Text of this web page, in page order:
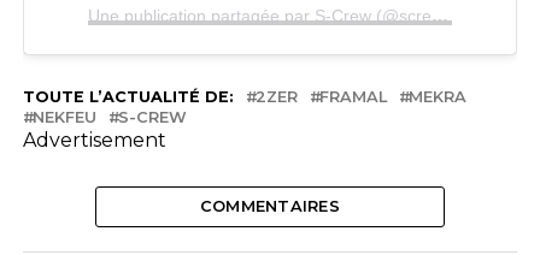
Une publication partagée par S-Crew (@screw.back)
TOUTE L’ACTUALITÉ DE: 2ZER FRAMAL
MEKRA
NEKFEU
S-CREW
Advertisement
COMMENTAIRES